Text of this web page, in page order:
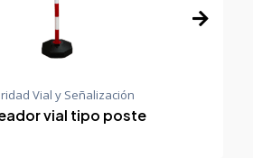
Vial y Señalización
vial tipo poste